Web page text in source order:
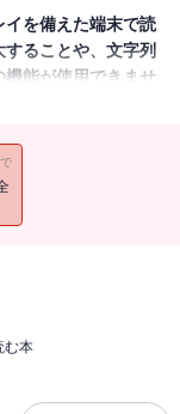
を備えた端末で読
ることや、文字列
能が使用できませ
背景にあります
す。図版、表組多
中の「一年１２回
聖書の背骨のよう
れた、かっこうの
む本